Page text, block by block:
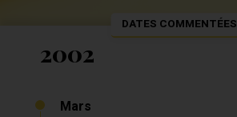
DATES COMMENTÉES
2002
Mars